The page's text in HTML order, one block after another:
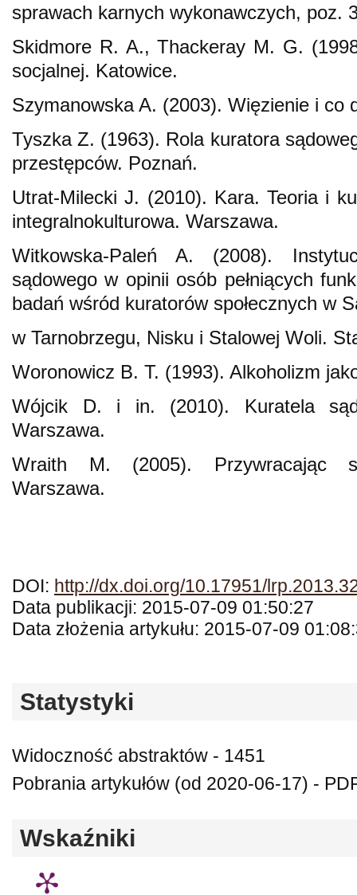
sprawach karnych wykonawczych, poz.
Skidmore R. A., Thackeray M. G.
socjalnej. Katowice.
Szymanowska A. (2003). Więzienie i co
Tyszka Z. (1963). Rola kuratora
przestępców. Poznań.
Utrat‑Milecki J. (2010). Kara. Teoria i
integralnokulturowa. Warszawa.
Witkowska‑Paleń A. (2008).
sądowego w opinii osób pełniących
badań wśród kuratorów społecznych w
w Tarnobrzegu, Nisku i Stalowej Woli.
Woronowicz B. T. (1993). Alkoholizm
Wójcik D. i in. (2010). Kuratela
Warszawa.
Wraith M. (2005). Przywracając
Warszawa.
DOI: http://dx.doi.org/10.17951/
Data publikacji: 2015-07-09 01:50:27
Data złożenia artykułu: 2015-07-09
Statystyki
Widoczność abstraktów - 1451
Pobrania artykułów (od 2020-06-17) -
Wskaźniki